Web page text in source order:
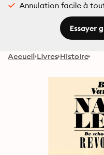
Annulation facile à
Essayer
Accueil Livres Histoire